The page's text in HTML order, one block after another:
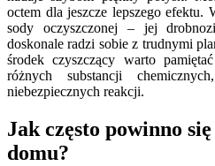
octem dla jeszcze lepszego efektu.
sody oczyszczonej – jej
doskonale radzi sobie z trudnymi
środek czyszczący warto
różnych substancji
niebezpiecznych reakcji.
Jak często powinno
domu?